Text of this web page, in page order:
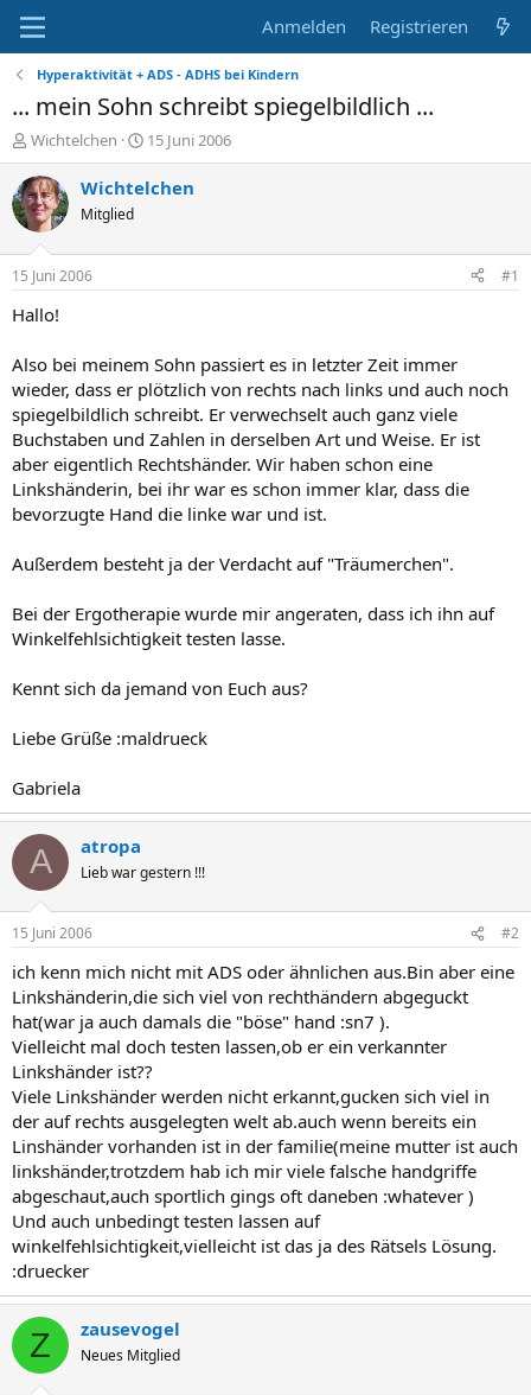
Anmelden Registrieren
Hyperaktivität + ADS - ADHS bei Kindern
... mein Sohn schreibt spiegelbildlich ...
E
r
s
t
e
e
r
Wichtelchen
E
r
s
t
15 Juni 2006
Wichtelchen
Mitglied
15 Juni 2006 #1
Hallo!
Also bei meinem Sohn passiert es in letzter Zeit immer
wieder, dass er plötzlich von rechts nach links und auch noch
spiegelbildlich schreibt. Er verwechselt auch ganz viele
Buchstaben und Zahlen in derselben Art und Weise. Er ist
aber eigentlich Rechtshänder. Wir haben schon eine
Linkshänderin, bei ihr war es schon immer klar, dass die
bevorzugte Hand die linke war und ist.
Außerdem besteht ja der Verdacht auf "Träumerchen".
Bei der Ergotherapie wurde mir angeraten, dass ich ihn auf
Winkelfehlsichtigkeit testen lasse.
Kennt sich da jemand von Euch aus?
Liebe Grüße :maldrueck
Gabriela
A atropa
Lieb war gestern !!!
15 Juni 2006 #2
ich kenn mich nicht mit ADS oder ähnlichen aus.Bin aber eine
Linkshänderin,die sich viel von rechthändern abgeguckt
hat(war ja auch damals die "böse" hand :sn7 ).
Vielleicht mal doch testen lassen,ob er ein verkannter
Linkshänder ist??
Viele Linkshänder werden nicht erkannt,gucken sich viel in
der auf rechts ausgelegten welt ab.auch wenn bereits ein
Linshänder vorhanden ist in der familie(meine mutter ist auch
linkshänder,trotzdem hab ich mir viele falsche handgriffe
abgeschaut,auch sportlich gings oft daneben :whatever )
Und auch unbedingt testen lassen auf
winkelfehlsichtigkeit,vielleicht ist das ja des Rätsels Lösung.
:druecker
Z zausevogel
Neues Mitglied